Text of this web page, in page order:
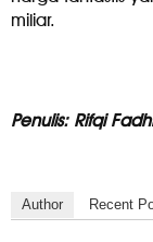
miliar.
Penulis: Rifqi
Author Recent